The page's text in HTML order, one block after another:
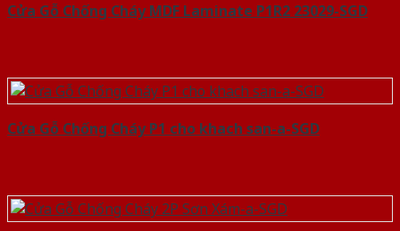
Cửa Gỗ Chống Cháy MDF Laminate P1R2 23029-SGD
Cửa Gỗ Chống Cháy P1 cho khach san-a-SGD